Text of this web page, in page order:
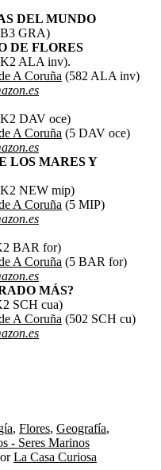
DEL MUNDO
GRA)
DE FLORES
ALA inv).
A Coruña (582 ALA inv)
DAV oce)
A Coruña (5 DAV oce)
LOS MARES Y
NEW mip)
A Coruña (5 MIP)
BAR for)
A Coruña (5 BAR for)
MÁS?
SCH cua)
A Coruña (502 SCH cu)
, Flores, Geografía,
- Seres Marinos
La Casa Curiosa